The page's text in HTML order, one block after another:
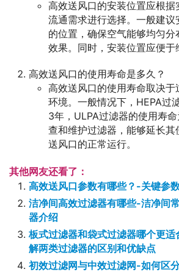
高效送风口的安装位置应根
流通需求进行选择。一般建
的位置，确保空气能够均匀
效果。同时，安装位置应便于
高效送风口的使用寿命是多久？
高效送风口的使用寿命取决于
环境。一般情况下，HEPA过
3年，ULPA过滤器的使用寿
查和维护过滤器，能够延长其
送风口的正常运行。
其他网友还看了：
高效送风口参数有哪些？-关键参
洁净间高效过滤器有哪些-洁净间
器介绍
板式过滤器和袋式过滤器哪个更
解两类过滤器的区别和优缺点
初效过滤网与中效过滤网-如何区